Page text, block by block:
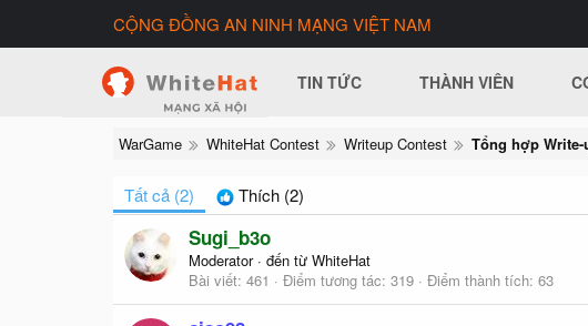
CỘNG ĐỒNG AN NINH MẠNG VIỆT NAM
TIN TỨC THÀNH VIÊN
WarGame WhiteHat Contest Writeup Contest
Tất cả (2) Thích (2)
Sugi_b3o
Moderator · đến từ WhiteHat
Bài viết 461 Điểm tương tác 319 Điểm thành tích 63